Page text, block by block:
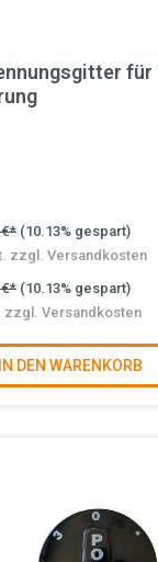
für
€* (10.13% gespart)
zzgl. Versandkosten
€* (10.13% gespart)
zzgl. Versandkosten
IN DEN WARENKORB